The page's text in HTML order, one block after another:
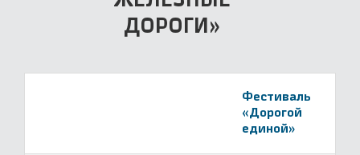
ДОРОГИ»
Фестиваль
«Дорогой
единой»